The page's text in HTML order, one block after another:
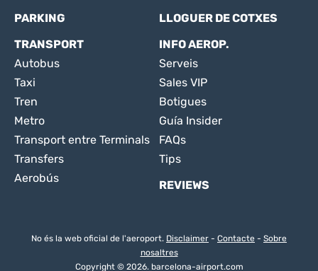
PARKING
LLOGUER DE COTXES
TRANSPORT
Autobus
Taxi
Tren
Metro
Transport entre Terminals
Transfers
Aerobús
INFO AEROP.
Serveis
Sales VIP
Botigues
Guía Insider
FAQs
Tips
REVIEWS
No és la web oficial de l'aeroport. Disclaimer - Contacte - Sobre
nosaltres
Copyright © 2026. barcelona-airport.com